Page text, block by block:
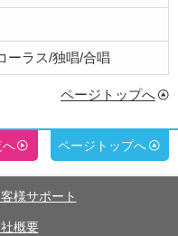
ーラス/独唱/合唱
ページトップへ
へ ページトップへ
様サポート
概要